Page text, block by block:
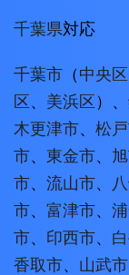
千葉県対応
千葉市 （中央区
区、 美浜区）、
木更津市、 松
市、 東金市、
市、 流山市、
市、 富津市、
市、 印西市、
香取市、 山武市